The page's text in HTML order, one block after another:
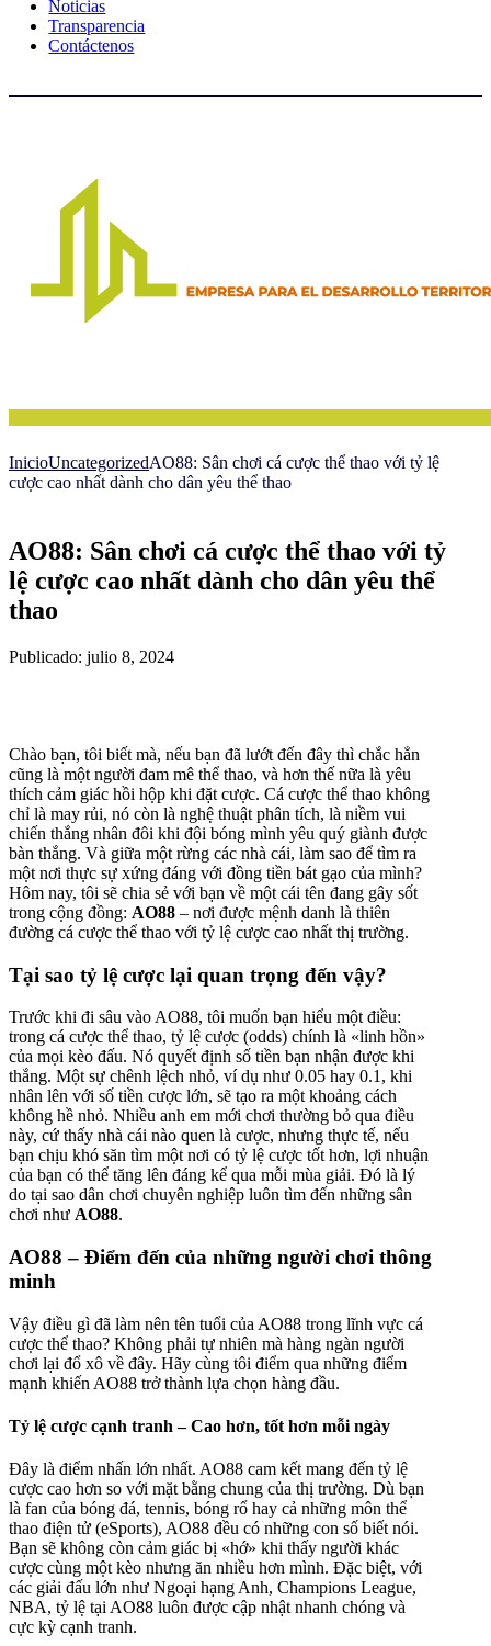
Noticias
Transparencia
Contáctenos
InicioUncategorizedAO88: Sân chơi cá cược thể thao với tỷ lệ
cược cao nhất dành cho dân yêu thể thao
AO88: Sân chơi cá cược thể thao với tỷ
lệ cược cao nhất dành cho dân yêu thể
thao
Publicado: julio 8, 2024
Chào bạn, tôi biết mà, nếu bạn đã lướt đến đây thì chắc hẳn
cũng là một người đam mê thể thao, và hơn thế nữa là yêu
thích cảm giác hồi hộp khi đặt cược. Cá cược thể thao không
chỉ là may rủi, nó còn là nghệ thuật phân tích, là niềm vui
chiến thắng nhân đôi khi đội bóng mình yêu quý giành được
bàn thắng. Và giữa một rừng các nhà cái, làm sao để tìm ra
một nơi thực sự xứng đáng với đồng tiền bát gạo của mình?
Hôm nay, tôi sẽ chia sẻ với bạn về một cái tên đang gây sốt
trong cộng đồng: AO88 – nơi được mệnh danh là thiên
đường cá cược thể thao với tỷ lệ cược cao nhất thị trường.
Tại sao tỷ lệ cược lại quan trọng đến vậy?
Trước khi đi sâu vào AO88, tôi muốn bạn hiểu một điều:
trong cá cược thể thao, tỷ lệ cược (odds) chính là «linh hồn»
của mọi kèo đấu. Nó quyết định số tiền bạn nhận được khi
thắng. Một sự chênh lệch nhỏ, ví dụ như 0.05 hay 0.1, khi
nhân lên với số tiền cược lớn, sẽ tạo ra một khoảng cách
không hề nhỏ. Nhiều anh em mới chơi thường bỏ qua điều
này, cứ thấy nhà cái nào quen là cược, nhưng thực tế, nếu
bạn chịu khó săn tìm một nơi có tỷ lệ cược tốt hơn, lợi nhuận
của bạn có thể tăng lên đáng kể qua mỗi mùa giải. Đó là lý
do tại sao dân chơi chuyên nghiệp luôn tìm đến những sân
chơi như AO88.
AO88 – Điểm đến của những người chơi thông
minh
Vậy điều gì đã làm nên tên tuổi của AO88 trong lĩnh vực cá
cược thể thao? Không phải tự nhiên mà hàng ngàn người
chơi lại đổ xô về đây. Hãy cùng tôi điểm qua những điểm
mạnh khiến AO88 trở thành lựa chọn hàng đầu.
Tỷ lệ cược cạnh tranh – Cao hơn, tốt hơn mỗi ngày
Đây là điểm nhấn lớn nhất. AO88 cam kết mang đến tỷ lệ
cược cao hơn so với mặt bằng chung của thị trường. Dù bạn
là fan của bóng đá, tennis, bóng rổ hay cả những môn thể
thao điện tử (eSports), AO88 đều có những con số biết nói.
Bạn sẽ không còn cảm giác bị «hớ» khi thấy người khác
cược cùng một kèo nhưng ăn nhiều hơn mình. Đặc biệt, với
các giải đấu lớn như Ngoại hạng Anh, Champions League,
NBA, tỷ lệ tại AO88 luôn được cập nhật nhanh chóng và
cực kỳ cạnh tranh.